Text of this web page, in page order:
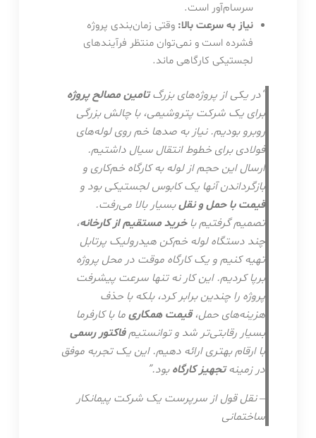
سرسام‌آور است.
نیاز به سرعت بالا: وقتی زمان‌بندی پروژه
فشرده است و نمی‌توان منتظر فرآیندهای
لجستیکی کارگاهی ماند.
“در یکی از پروژه‌های بزرگتامین مصالح پروژه
برای یک شرکت پتروشیمی، با چالش بزرگی
روبرو بودیم. نیاز به صدها خم روی لوله‌های
فولادی برای خطوط انتقال سیال داشتیم.
ارسال این حجم از لوله به کارگاه خم‌کاری و
بازگرداندن آنها یک کابوس لجستیکی بود و
قیمت با حمل و نقلبسیار بالا می‌رفت.
تصمیم گرفتیم باخرید مستقیم از کارخانه،
چند دستگاه لوله خم‌کن هیدرولیک پرتابل
تهیه کنیم و یک کارگاه موقت در محل پروژه
برپا کردیم. این کار نه تنها سرعت پیشرفت
پروژه را چندین برابر کرد، بلکه با حذف
هزینه‌های حمل،قیمت همکاریما با کارفرما
بسیار رقابتی‌تر شد و توانستیمفاکتور رسمی
با ارقام بهتری ارائه دهیم. این یک تجربه موفق
در زمینهتجهیز کارگاهبود.”
– نقل قول از سرپرست یک شرکت پیمانکار
ساختمانی